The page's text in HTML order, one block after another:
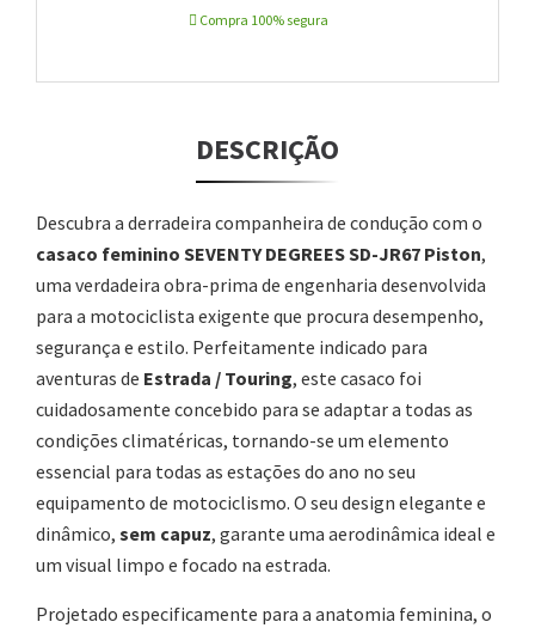
Compra 100% segura
DESCRIÇÃO
Descubra a derradeira companheira de condução com o
casaco feminino SEVENTY DEGREES SD-JR67 Piston,
uma verdadeira obra-prima de engenharia desenvolvida
para a motociclista exigente que procura desempenho,
segurança e estilo. Perfeitamente indicado para
aventuras de Estrada / Touring, este casaco foi
cuidadosamente concebido para se adaptar a todas as
condições climatéricas, tornando-se um elemento
essencial para todas as estações do ano no seu
equipamento de motociclismo. O seu design elegante e
dinâmico, sem capuz, garante uma aerodinâmica ideal e
um visual limpo e focado na estrada.
Projetado especificamente para a anatomia feminina, o